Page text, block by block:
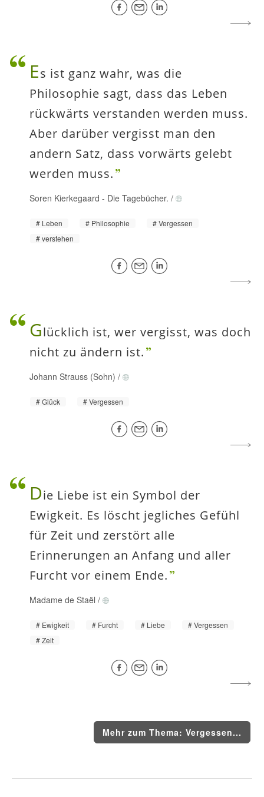
Es ist ganz wahr, was die
Philosophie sagt, dass das Leben
rückwärts verstanden werden muss.
Aber darüber vergisst man den
andern Satz, dass vorwärts gelebt
werden muss.
Soren Kierkegaard - Die Tagebücher. /
Leben Philosophie
Vergessen
verstehen
Glücklich ist, wer vergisst, was doch
nicht zu ändern ist.
Johann Strauss (Sohn) /
Glück Vergessen
Die Liebe ist ein Symbol der
Ewigkeit. Es löscht jegliches Gefühl
für Zeit und zerstört alle
Erinnerungen an Anfang und aller
Furcht vor einem Ende.
Madame de Staël /
Ewigkeit Furcht Liebe
Vergessen
Zeit
Mehr zum Thema: Vergessen...